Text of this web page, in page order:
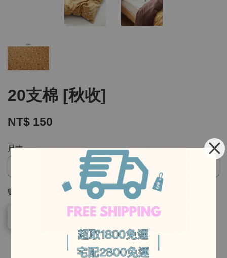
-
20支棉 [秋收]
NT$ 150
尺寸
數量